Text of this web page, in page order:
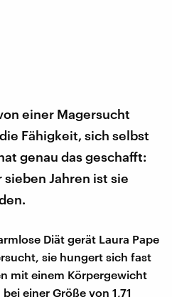
einer Magersucht
Fähigkeit, sich selbst
genau das geschafft:
Jahren ist sie
Diät gerät Laura Pape
sie hungert sich fast
mit einem Körpergewicht
einer Größe von 1,71